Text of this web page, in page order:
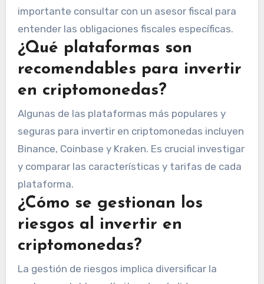
importante consultar con un asesor fiscal para
entender las obligaciones fiscales específicas.
¿Qué plataformas son
recomendables para invertir
en criptomonedas?
Algunas de las plataformas más populares y
seguras para invertir en criptomonedas incluyen
Binance, Coinbase y Kraken. Es crucial investigar
y comparar las características y tarifas de cada
plataforma.
¿Cómo se gestionan los
riesgos al invertir en
criptomonedas?
La gestión de riesgos implica diversificar la